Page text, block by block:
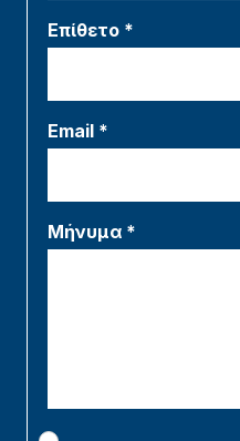
Επίθετο *
Email *
Μήνυμα *